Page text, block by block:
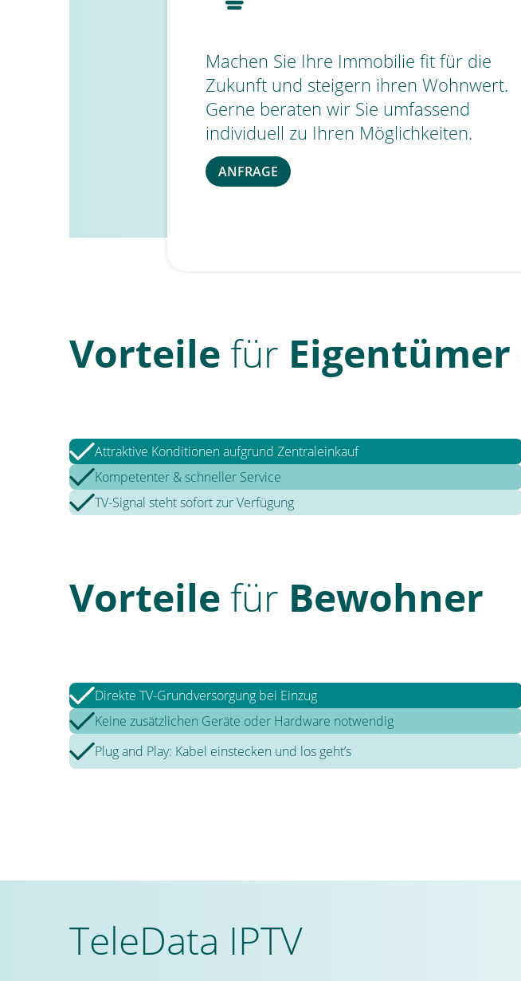
Machen Sie Ihre Immobilie fit für die
Zukunft und steigern ihren Wohnwert.
Gerne beraten wir Sie umfassend
individuell zu Ihren Möglichkeiten.
ANFRAGE
Vorteile für Eigentümer
Attraktive Konditionen aufgrund Zentraleinkauf
Kompetenter & schneller Service
TV-Signal steht sofort zur Verfügung
Vorteile für Bewohner
Direkte TV-Grundversorgung bei Einzug
Keine zusätzlichen Geräte oder Hardware notwendig
Plug and Play: Kabel einstecken und los geht’s
TeleData IPTV